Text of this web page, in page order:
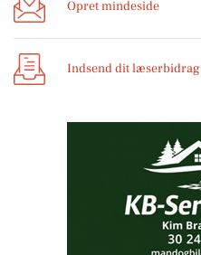
Opret mindeside
Indsend dit læserbidrag